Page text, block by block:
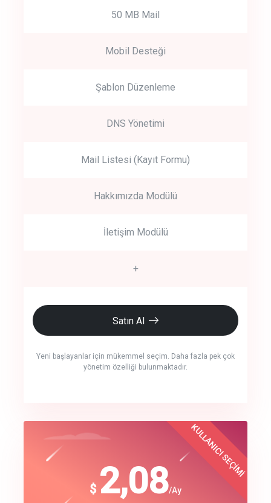
50 MB Mail
Mobil Desteği
Şablon Düzenleme
DNS Yönetimi
Mail Listesi (Kayıt Formu)
Hakkımızda Modülü
İletişim Modülü
+
Satın Al
Yeni başlayanlar için mükemmel seçim. Daha fazla pek çok
yönetim özelliği bulunmaktadır.
crm auto cync
track energy costs
$ 2,08/Ay
KULLANICI SEÇİMİ
$
180
Best Choice